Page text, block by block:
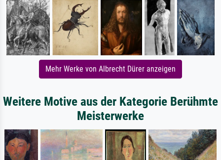
Mehr Werke von Albrecht Dürer anzeigen
Weitere Motive aus der Kategorie Berühmte
Meisterwerke